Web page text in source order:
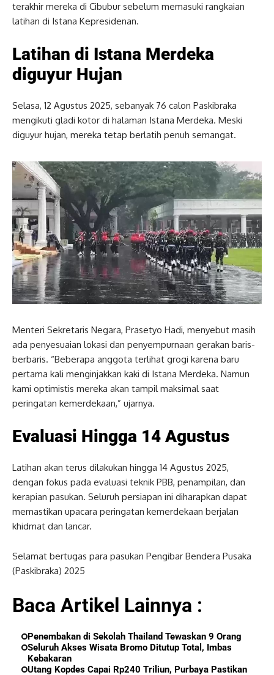
terakhir mereka di Cibubur sebelum memasuki rangkaian
latihan di Istana Kepresidenan.
Latihan di Istana Merdeka
diguyur Hujan
Selasa, 12 Agustus 2025, sebanyak 76 calon Paskibraka
mengikuti gladi kotor di halaman Istana Merdeka. Meski
diguyur hujan, mereka tetap berlatih penuh semangat.
Menteri Sekretaris Negara, Prasetyo Hadi, menyebut masih
ada penyesuaian lokasi dan penyempurnaan gerakan baris-
berbaris. “Beberapa anggota terlihat grogi karena baru
pertama kali menginjakkan kaki di Istana Merdeka. Namun
kami optimistis mereka akan tampil maksimal saat
peringatan kemerdekaan,” ujarnya.
Evaluasi Hingga 14 Agustus
Latihan akan terus dilakukan hingga 14 Agustus 2025,
dengan fokus pada evaluasi teknik PBB, penampilan, dan
kerapian pasukan. Seluruh persiapan ini diharapkan dapat
memastikan upacara peringatan kemerdekaan berjalan
khidmat dan lancar.
Selamat bertugas para pasukan Pengibar Bendera Pusaka
(Paskibraka) 2025
Baca Artikel Lainnya :
Penembakan di Sekolah Thailand Tewaskan 9 Orang
Seluruh Akses Wisata Bromo Ditutup Total, Imbas
Kebakaran
Utang Kopdes Capai Rp240 Triliun, Purbaya Pastikan